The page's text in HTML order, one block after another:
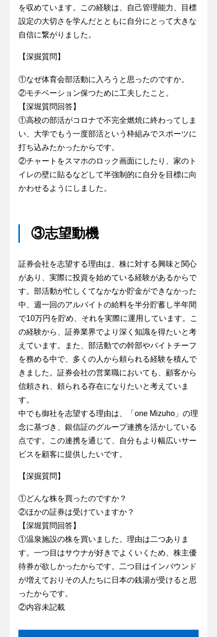
を収めています。この経験は、自己管理能力、目標
設定の大切さを学んだとともに自分にとって大きな
自信に繋がりました。
【深掘質問】
①なぜ体育会部活動に入ろうと思ったのですか。
②モチベーション保つために工夫したこと。
【深堀質問回答】
①高校の部活がコロナで不完全燃焼に終わってしま
い、大学でもう一度部活という枠組みでスポーツに
打ち込みたかったからです。
②チャートをスマホのロック画面にしたり、家のト
イレの壁に貼るなどして半強制的に自分を目標に向
かわせるようにしました。
③志望動機
証券会社を志望する理由は、株に対する興味と関心
があり、実際に投資を始めている経験があるからで
す。部活動が忙しくてなかなか貯金ができなかった
中、週一回のアルバイトの給料を半分貯蓄し半年間
で10万円を貯め、それを実際に運用しています。こ
の経験から、証券業界でより深く知識を得たいと考
えています。また、部活動での幹部やバイトチーフ
を務める中で、多くの人から頼られる経験を積んで
きました。証券会社の営業職においても、顧客から
信頼され、頼られる存在になりたいと考えていま
す。
中でも御社を志望する理由は、「one Mizuho」の理
念に基づき、銀信証のグループ連携を活かしている
点です。この連携を通じて、自分もより幅広いサー
ビスを顧客に提供したいです。
【深掘質問】
①どんな株を買ったのですか？
②ほかの証券は受けていますか？
【深堀質問回答】
①温泉施設の株を買いました。理由は二つありま
す。一つ目はサウナが好きでよくいくため、株主優
待券が欲しかったからです。二つ目はインバウンド
が増えておりその人たちに日本の銭湯が受けると思
ったからです。
②内容未記載